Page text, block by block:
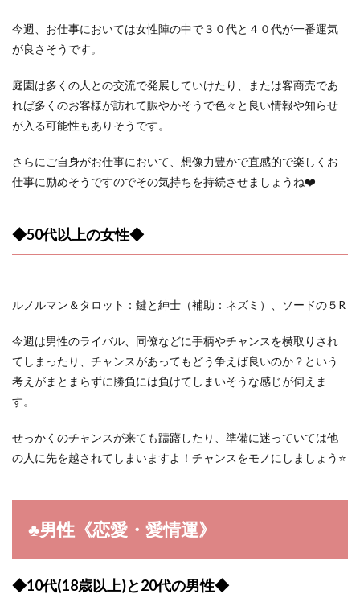
今週、お仕事においては女性陣の中で３０代と４０代が一番運気
が良さそうです。
庭園は多くの人との交流で発展していけたり、または客商売であ
れば多くのお客様が訪れて賑やかそうで色々と良い情報や知らせ
が入る可能性もありそうです。
さらにご自身がお仕事において、想像力豊かで直感的で楽しくお
仕事に励めそうですのでその気持ちを持続させましょうね❤️
◆50代以上の女性◆
ルノルマン＆タロット：鍵と紳士（補助：ネズミ）、ソードの５R
今週は男性のライバル、同僚などに手柄やチャンスを横取りされ
てしまったり、チャンスがあってもどう争えば良いのか？という
考えがまとまらずに勝負には負けてしまいそうな感じが伺えま
す。
せっかくのチャンスが来ても躊躇したり、準備に迷っていては他
の人に先を越されてしまいますよ！チャンスをモノにしましょう⭐️
♣︎男性《恋愛・愛情運》
◆10代(18歳以上)と20代の男性◆